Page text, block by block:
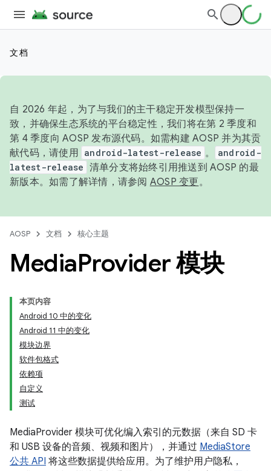
文档
自 2026 年起，为了与我们的主干稳定开发模型保持一
致，并确保生态系统的平台稳定性，我们将在第 2 季度和
第 4 季度向 AOSP 发布源代码。如需构建 AOSP 并为其贡
献代码，请使用 android-latest-release 。
android-
latest-release 清单分支将始终引用推送到 AOSP 的最
新版本。如需了解详情，请参阅 AOSP 变更。
AOSP 文档 核心主题
MediaProvider 模块
本页内容
Android 10 中的变化
Android 11 中的变化
模块边界
软件包格式
依赖项
自定义
测试
MediaProvider 模块可优化编入索引的元数据（来自 SD 卡
和 USB 设备的音频、视频和图片），并通过 MediaStore
公共 API 将这些数据提供给应用。为了维护用户隐私，